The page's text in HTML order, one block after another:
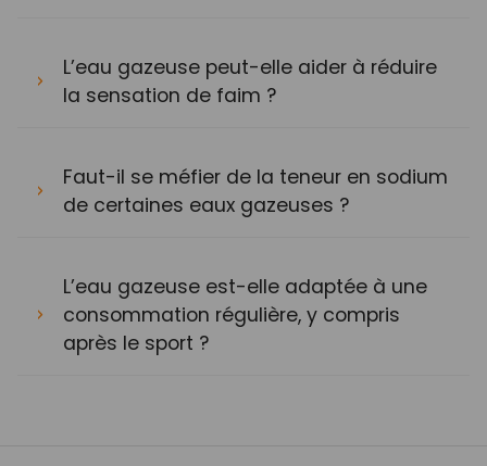
L’eau gazeuse peut-elle aider à réduire
la sensation de faim ?
Faut-il se méfier de la teneur en sodium
de certaines eaux gazeuses ?
L’eau gazeuse est-elle adaptée à une
consommation régulière, y compris
après le sport ?